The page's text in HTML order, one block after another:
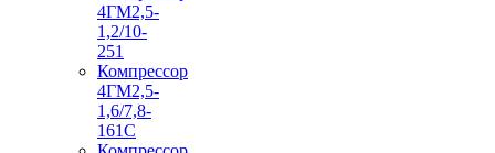
4ГМ2,5-
1,2/10-
251
Компрессор
4ГМ2,5-
1,6/7,8-
161С